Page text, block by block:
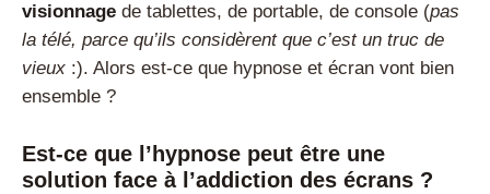
visionnage de tablettes, de portable, de console (pas
la télé, parce qu’ils considèrent que c’est un truc de
vieux :). Alors est-ce que hypnose et écran vont bien
ensemble ?
Est-ce que l’hypnose peut être une
solution face à l’addiction des écrans ?